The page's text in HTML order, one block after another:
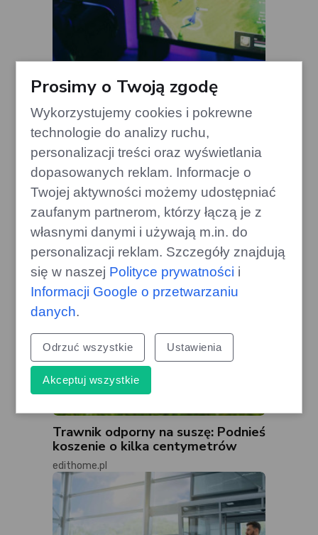
Valve planuje nowości dla
najnowszego Half-Life na Steamie
gamecorner.pl
Trawnik odporny na suszę: Podnieś
koszenie o kilka centymetrów
edithome.pl
Prosimy o Twoją zgodę
Wykorzystujemy cookies i pokrewne
technologie do analizy ruchu,
personalizacji treści oraz wyświetlania
dopasowanych reklam. Informacje o
Twojej aktywności możemy udostępniać
zaufanym partnerom, którzy łączą je z
własnymi danymi i używają m.in. do
personalizacji reklam. Szczegóły znajdują
się w naszej Polityce prywatności i
Informacji Google o przetwarzaniu
danych.
Odrzuć wszystkie Ustawienia
Akceptuj wszystkie